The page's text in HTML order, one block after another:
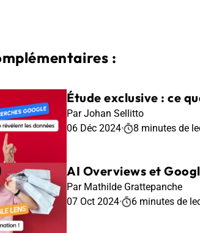
:
Étude exclusive : ce
Par Johan Sellitto
06 Déc 2024· 8 minutes de
AI Overviews et
Par Mathilde Grattepanche
07 Oct 2024· 6 minutes de